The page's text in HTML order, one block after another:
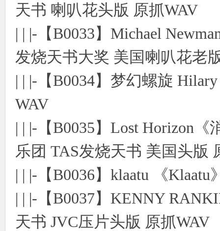
天书 喇叭花头版 原抓WAV
| | |-【B0033】Michael
发烧天书大奖 美国喇叭花老
| | |-【B0034】梦幻螺旋
WAV
| | |-【B0035】Lost Horizon
乐团 TAS发烧天书 美国头版
| | |-【B0036】klaatu 《
| | |-【B0037】KENNY
天书 JVC压片头版 原抓WAV